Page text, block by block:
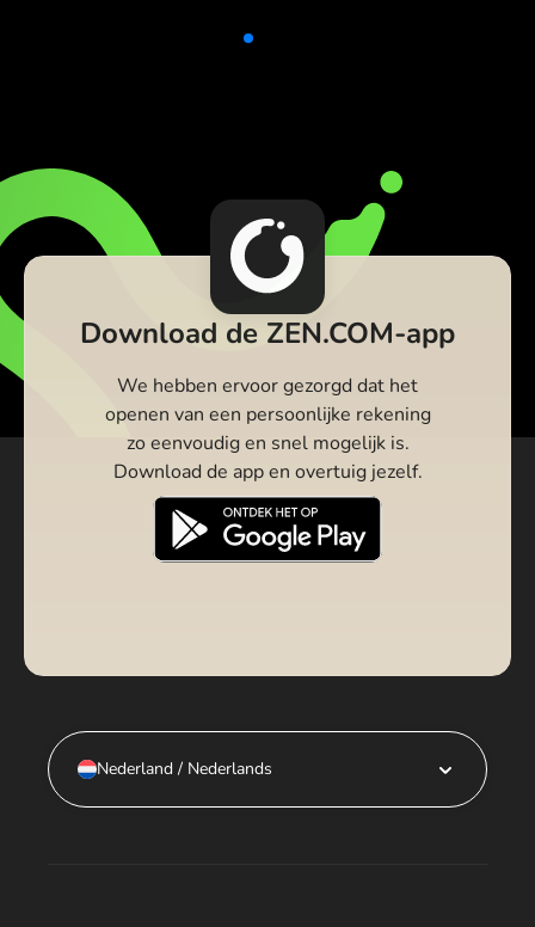
Download de ZEN.COM-app
We hebben ervoor gezorgd dat het
openen van een persoonlijke rekening
zo eenvoudig en snel mogelijk is.
Download de app en overtuig jezelf.
Nederland / Nederlands